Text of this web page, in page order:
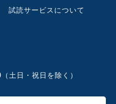
試読サービスについて
土日・祝日を除く）